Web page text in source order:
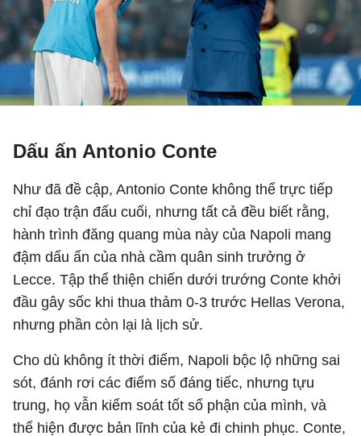
Dấu ấn Antonio Conte
Như đã đề cập, Antonio Conte không thể trực tiếp
chỉ đạo trận đấu cuối, nhưng tất cả đều biết rằng,
hành trình đăng quang mùa này của Napoli mang
đậm dấu ấn của nhà cầm quân sinh trưởng ở
Lecce. Tập thể thiện chiến dưới trướng Conte khởi
đầu gây sốc khi thua thảm 0-3 trước Hellas Verona,
nhưng phần còn lại là lịch sử.
Cho dù không ít thời điểm, Napoli bộc lộ những sai
sót, đánh rơi các điểm số đáng tiếc, nhưng tựu
trung, họ vẫn kiểm soát tốt số phận của mình, và
thể hiện được bản lĩnh của kẻ đi chinh phục. Conte,